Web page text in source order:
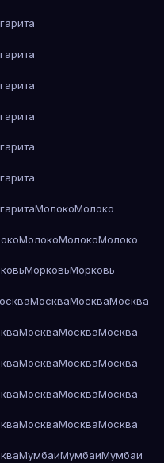
МолокоМолоко
МолокоМолокоМолоко
МорковьМорковь
МоскваМоскваМосква
МоскваМоскваМосква
МоскваМоскваМосква
МоскваМоскваМосква
МоскваМоскваМосква
МумбаиМумбаиМумбаи